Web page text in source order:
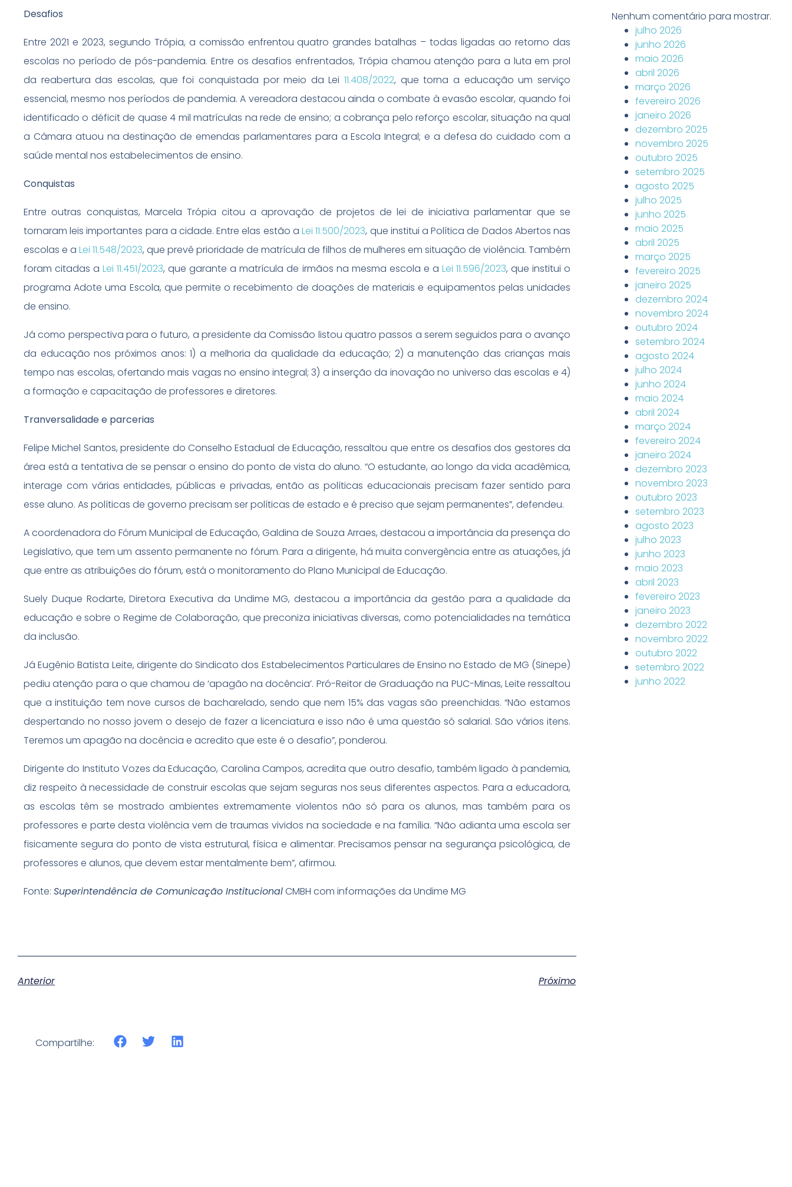
Desafios
Entre 2021 e 2023, segundo Trópia, a comissão enfrentou quatro grandes batalhas – todas ligadas ao retorno das
escolas no período de pós-pandemia. Entre os desafios enfrentados, Trópia chamou atenção para a luta em prol
da reabertura das escolas, que foi conquistada por meio da Lei11.408/2022, que torna a educação um serviço
essencial, mesmo nos períodos de pandemia. A vereadora destacou ainda o combate à evasão escolar, quando foi
identificado o déficit de quase 4 mil matrículas na rede de ensino; a cobrança pelo reforço escolar, situação na qual
a Câmara atuou na destinação de emendas parlamentares para a Escola Integral; e a defesa do cuidado com a
saúde mental nos estabelecimentos de ensino.
Conquistas
Entre outras conquistas, Marcela Trópia citou a aprovação de projetos de lei de iniciativa parlamentar que se
tornaram leis importantes para a cidade. Entre elas estão aLei 11.500/2023, que institui a Política de Dados Abertos nas
escolas e a Lei 11.548/2023, que prevê prioridade de matrícula de filhos de mulheres em situação de violência. Também
foram citadas aLei 11.451/2023, que garante a matrícula de irmãos na mesma escola e a Lei 11.596/2023, que institui o
programa Adote uma Escola, que permite o recebimento de doações de materiais e equipamentos pelas unidades
de ensino.
Já como perspectiva para o futuro, a presidente da Comissão listou quatro passos a serem seguidos para o avanço
da educação nos próximos anos: 1) a melhoria da qualidade da educação; 2) a manutenção das crianças mais
tempo nas escolas, ofertando mais vagas no ensino integral; 3) a inserção da inovação no universo das escolas e 4)
a formação e capacitação de professores e diretores.
Tranversalidade e parcerias
Felipe Michel Santos, presidente do Conselho Estadual de Educação, ressaltou que entre os desafios dos gestores da
área está a tentativa de se pensar o ensino do ponto de vista do aluno. “O estudante, ao longo da vida acadêmica,
interage com várias entidades, públicas e privadas, então as políticas educacionais precisam fazer sentido para
esse aluno. As políticas de governo precisam ser políticas de estado e é preciso que sejam permanentes”, defendeu.
A coordenadora do Fórum Municipal de Educação, Galdina de Souza Arraes, destacou a importância da presença do
Legislativo, que tem um assento permanente no fórum. Para a dirigente, há muita convergência entre as atuações, já
que entre as atribuições do fórum, está o monitoramento do Plano Municipal de Educação.
Suely Duque Rodarte, Diretora Executiva da Undime MG, destacou a importância da gestão para a qualidade da
educação e sobre o Regime de Colaboração, que preconiza iniciativas diversas, como potencialidades na temática
da inclusão.
Já Eugênio Batista Leite, dirigente do Sindicato dos Estabelecimentos Particulares de Ensino no Estado de MG (Sinepe)
pediu atenção para o que chamou de ‘apagão na docência’. Pró-Reitor de Graduação na PUC-Minas, Leite ressaltou
que a instituição tem nove cursos de bacharelado, sendo que nem 15% das vagas são preenchidas. “Não estamos
despertando no nosso jovem o desejo de fazer a licenciatura e isso não é uma questão só salarial. São vários itens.
Teremos um apagão na docência e acredito que este é o desafio”, ponderou.
Dirigente do Instituto Vozes da Educação, Carolina Campos, acredita que outro desafio, também ligado à pandemia,
diz respeito à necessidade de construir escolas que sejam seguras nos seus diferentes aspectos. Para a educadora,
as escolas têm se mostrado ambientes extremamente violentos não só para os alunos, mas também para os
professores e parte desta violência vem de traumas vividos na sociedade e na família. “Não adianta uma escola ser
fisicamente segura do ponto de vista estrutural, física e alimentar. Precisamos pensar na segurança psicológica, de
professores e alunos, que devem estar mentalmente bem”, afirmou.
Fonte: Superintendência de Comunicação InstitucionalCMBH com informações da Undime MG
Anterior Próximo
Compartilhe:
Nenhum comentário para mostrar.
julho 2026
junho 2026
maio 2026
abril 2026
março 2026
fevereiro 2026
janeiro 2026
dezembro 2025
novembro 2025
outubro 2025
setembro 2025
agosto 2025
julho 2025
junho 2025
maio 2025
abril 2025
março 2025
fevereiro 2025
janeiro 2025
dezembro 2024
novembro 2024
outubro 2024
setembro 2024
agosto 2024
julho 2024
junho 2024
maio 2024
abril 2024
março 2024
fevereiro 2024
janeiro 2024
dezembro 2023
novembro 2023
outubro 2023
setembro 2023
agosto 2023
julho 2023
junho 2023
maio 2023
abril 2023
fevereiro 2023
janeiro 2023
dezembro 2022
novembro 2022
outubro 2022
setembro 2022
junho 2022